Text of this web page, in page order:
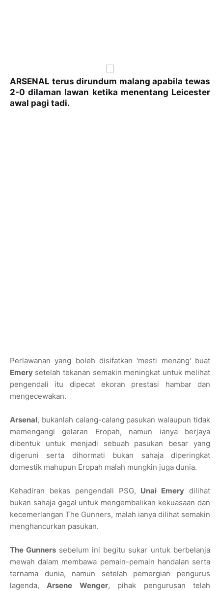
ARSENAL terus dirundum malang apabila tewas
2-0 dilaman lawan ketika menentang Leicester
awal pagi tadi.
Perlawanan yang boleh disifatkan 'mesti menang' buat
Emery setelah tekanan semakin meningkat untuk melihat
pengendali itu dipecat ekoran prestasi hambar dan
mengecewakan.
Arsenal, bukanlah calang-calang pasukan walaupun tidak
memengangi gelaran Eropah, namun ianya berjaya
dibentuk untuk menjadi sebuah pasukan besar yang
digeruni serta dihormati bukan sahaja diperingkat
domestik mahupun Eropah malah mungkin juga dunia.
Kehadiran bekas pengendali PSG, Unai Emery dilihat
bukan sahaja gagal untuk mengembalikan kekuasaan dan
kecemerlangan The Gunners, malah ianya dilihat semakin
menghancurkan pasukan.
The Gunners sebelum ini begitu sukar untuk berbelanja
mewah dalam membawa pemain-pemain handalan serta
ternama dunia, namun setelah pemergian pengurus
lagenda,Arsene Wenger, pihak pengurusan telah